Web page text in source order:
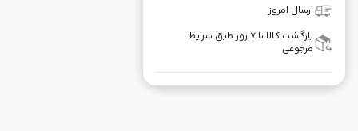
ارسال امروز
بازگشت کالا تا ۷ روز طبق شرایط
مرجوعی